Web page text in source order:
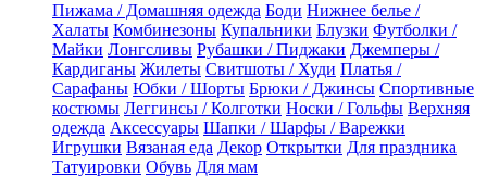
Пижама / Домашняя одежда Боди Нижнее белье /
Халаты Комбинезоны Купальники Блузки Футболки /
Майки Лонгсливы Рубашки / Пиджаки Джемперы /
Кардиганы Жилеты Свитшоты / Худи Платья /
Сарафаны Юбки / Шорты Брюки / Джинсы Спортивные
костюмы Леггинсы / Колготки Носки / Гольфы Верхняя
одежда Аксессуары Шапки / Шарфы / Варежки
Игрушки Вязаная еда Декор Открытки Для праздника
Татуировки Обувь Для мам